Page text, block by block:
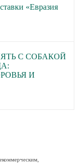
«Евразия
С СОБАКОЙ
И